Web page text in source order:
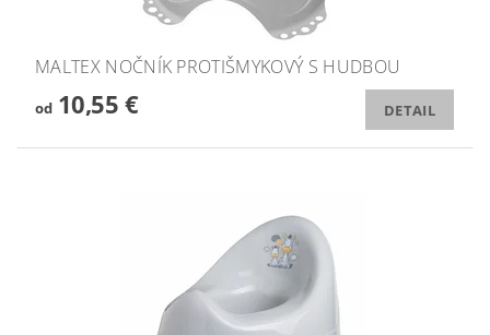
MALTEX NOČNÍK PROTIŠMYKOVÝ S HUDBOU
od10,55 € DETAIL